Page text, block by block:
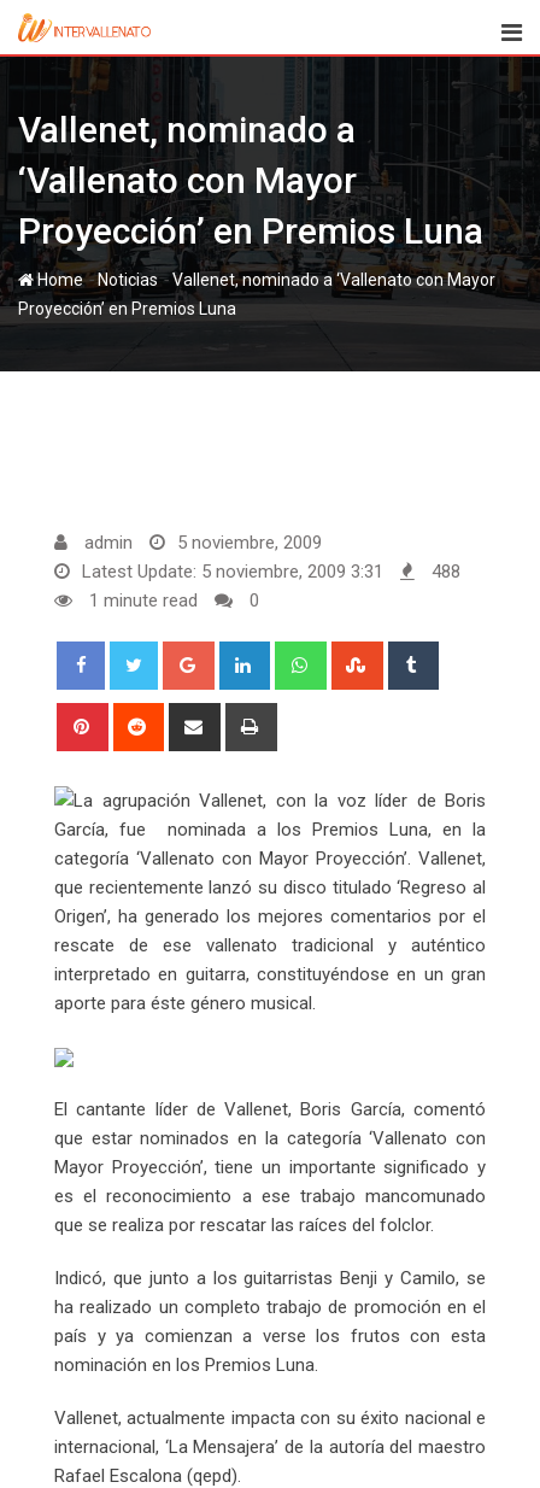
Skip
Vallenet, nominado a
‘Vallenato con Mayor
Proyección’ en Premios Luna
Home-Noticias-Vallenet, nominado a ‘Vallenato con Mayor
Proyección’ en Premios Luna
admin
5 noviembre, 2009
Latest Update: 5 noviembre, 2009 3:31
488
1 minute read
0
Google+ LinkedIn WhatsappStumbleUpon
Pinterest Reddit
Share
La agrupación Vallenet, con la voz líder de Boris
García, fue nominada a los Premios Luna, en la
categoría ‘Vallenato con Mayor Proyección’. Vallenet,
que recientemente lanzó su disco titulado ‘Regreso al
Origen’, ha generado los mejores comentarios por el
rescate de ese vallenato tradicional y auténtico
interpretado en guitarra, constituyéndose en un gran
aporte para éste género musical.
El cantante líder de Vallenet, Boris García, comentó
que estar nominados en la categoría ‘Vallenato con
Mayor Proyección’, tiene un importante significado y
es el reconocimiento a ese trabajo mancomunado
que se realiza por rescatar las raíces del folclor.
Indicó, que junto a los guitarristas Benji y Camilo, se
ha realizado un completo trabajo de promoción en el
país y ya comienzan a verse los frutos con esta
nominación en los Premios Luna.
Vallenet, actualmente impacta con su éxito nacional e
internacional, ‘La Mensajera’ de la autoría del maestro
Rafael Escalona (qepd).